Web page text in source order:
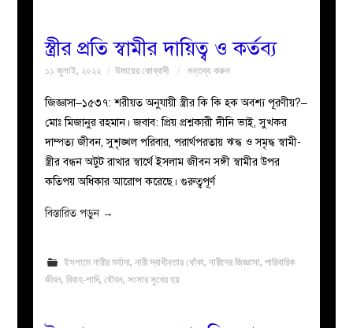
স্ত্রীর প্রতি স্বামীর দায়িত্ব ও কর্তব্য
১১ জুলাই, ২০২২ উমায়ের কোব্বাদী মন্তব্য করুন
জিজ্ঞাসা–১৫৩৭: শরীয়ত অনুযায়ী স্ত্রীর কি কি হক অবশ্য পূরণীয়?–
মোঃ মিজানুর রহমান। জবাব: প্রিয় প্রশ্নকারী দীনি ভাই, সুখকর
দাম্পত্য জীবন, সুশৃঙ্খল পরিবার, পরার্থপরতায় ঋদ্ধ ও সমৃদ্ধ স্বামী-
স্ত্রীর বন্ধন অটুট রাখার স্বার্থে ইসলাম জীবন সঙ্গী স্বামীর উপর
কতিপয় অধিকার আরোপ করেছে। গুরুত্বপূর্ণ
বিস্তারিত পড়ুন →
ইসলামে নারীর মর্যাদা, নারী স্বাধীনতার ধোঁকা, নারীদের জিজ্ঞাসা, পারিবারিক
জীবন,বিবাহ-শাদি,যৌবন,সংসার সুখের হয়